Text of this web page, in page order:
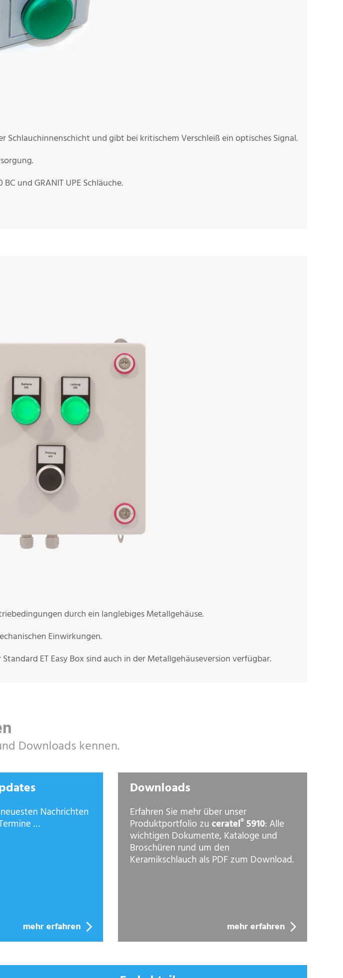
und gibt bei kritischem Verschleiß ein optisches Signal.
und GRANIT UPE Schläuche.
durch ein langlebiges Metallgehäuse.
Einwirkungen.
ET Easy Box sind auch in der Metallgehäuseversion verfügbar.
Downloads kennen.
Nachrichten
…
mehr erfahren
Downloads
Erfahren Sie mehr über unser
Produktportfolio zu ceratel®5910: Alle
wichtigen Dokumente, Kataloge und
Broschüren rund um den
Keramikschlauch als PDF zum Download.
mehr erfahren